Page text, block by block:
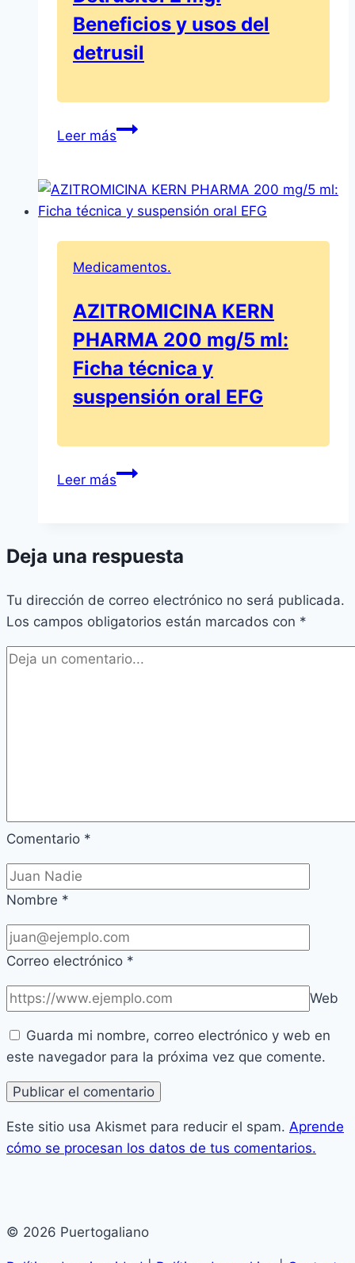
los
comprimidos
gastrorresistentes
Beneficios y usos del
detrusil
Leer másDetrusitol
Beneficios
y
detrusil
Medicamentos.
AZITROMICINA KERN
PHARMA 200 mg/5 ml:
Ficha técnica y
suspensión oral EFG
Leer másAZITROMICINA
mg/5
Ficha
técnica
y
suspensión
Deja una respuesta
Tu dirección de correo electrónico no será publicada.
Los campos obligatorios están marcados con *
Comentario *
Nombre *
Correo electrónico *
Web
Guarda mi nombre, correo electrónico y web en
este navegador para la próxima vez que comente.
Este sitio usa Akismet para reducir el spam. Aprende
cómo se procesan los datos de tus comentarios.
© 2026 Puertogaliano